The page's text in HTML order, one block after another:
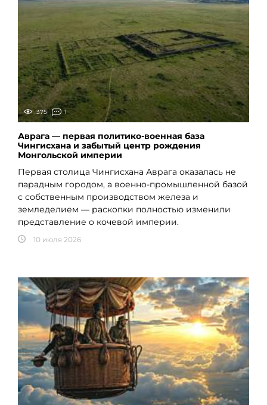
375 1
Аврага — первая политико-военная база
Чингисхана и забытый центр рождения
Монгольской империи
Первая столица Чингисхана Аврага оказалась не
парадным городом, а военно-промышленной базой
с собственным производством железа и
земледелием — раскопки полностью изменили
представление о кочевой империи.
10 июля 2026